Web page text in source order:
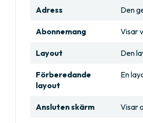
Adress Den
Abonnemang Visar
Layout Den
Förberedande
layout
En
Ansluten skärm Visar